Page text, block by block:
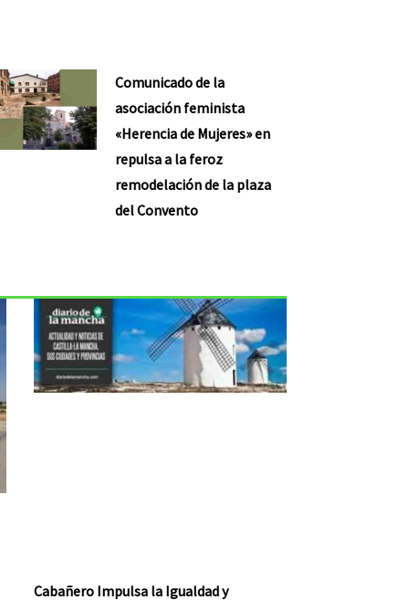
Comunicado de la
asociación feminista
«Herencia de Mujeres» en
repulsa a la feroz
remodelación de la plaza
del Convento
Cabañero Impulsa la Igualdad y